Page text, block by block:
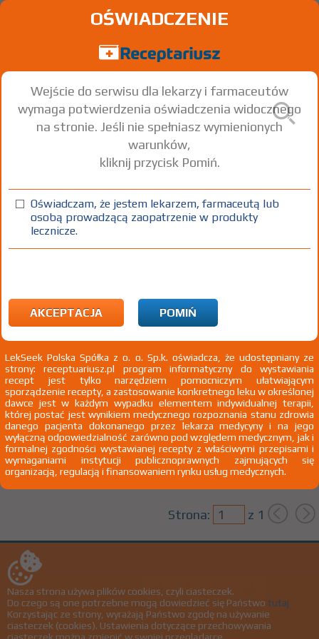
Znaleziono wyników:
T00 Powierzchowne urazy obejmujące liczne okolice
ciała
Ziele Tasznika OTC
100%
X
Bursae pastoris herba
zioła do zaparzania 1 op. 25 g
Na skórę
Zakład Konfekcjonowania Ziół FLOS
Elżbieta i Jan Głąb
Strona: z 1
+22 350 00 06
LekSeek ® Polska © 2026
Polityka prywatności
Regulamin
Nasza strona używa plików cookies, czyli ciasteczek.
Do czego są one potrzebne mogą dowiedzieć się Państwo tutaj
Korzystając ze strony, wyrażają Państwo zgodę na używanie
ciasteczek (cookies). Ustawienia dotyczące przechowywania
OŚWIADCZENIE
Wejście do serwisu dla lekarzy i farmaceutów
wymaga potwierdzenia oświadczenia widocznego
na stronie. Jeśli nie spełniasz wymienionych
warunków,
kliknij przycisk Pomiń.
Oświadczam, że jestem lekarzem, farmaceutą lub
osobą prowadzącą zaopatrzenie w produkty
lecznicze.
AKCEPTACJA POMIŃ
LekSeek Polska Spółka z o. o. Sp.k. oświadcza, że udostępniany ze
strony: receptuariusz.pl program informatyczny do wystawiania
recept jest tylko narzędziem pomocniczym ułatwiającym
sporządzenie recepty, a zastosowanie konkretnego leku w określonej
dawce jest w każdym wypadku elementem indywidualnej terapii,
której postać jest wynikiem medycznego rozpoznania stanu zdrowia
danego pacjenta dokonanego przez lekarza medycyny i na jego
wyłączną odpowiedzialność zarówno pod względem medycznym, jak i
formalnej zgodności wystawianej recepty z właściwymi przepisami i
wymaganiami instytucji publicznoprawnych zajmujących się
organizacją, regulacją i finansowaniem rynku usług medycznych.